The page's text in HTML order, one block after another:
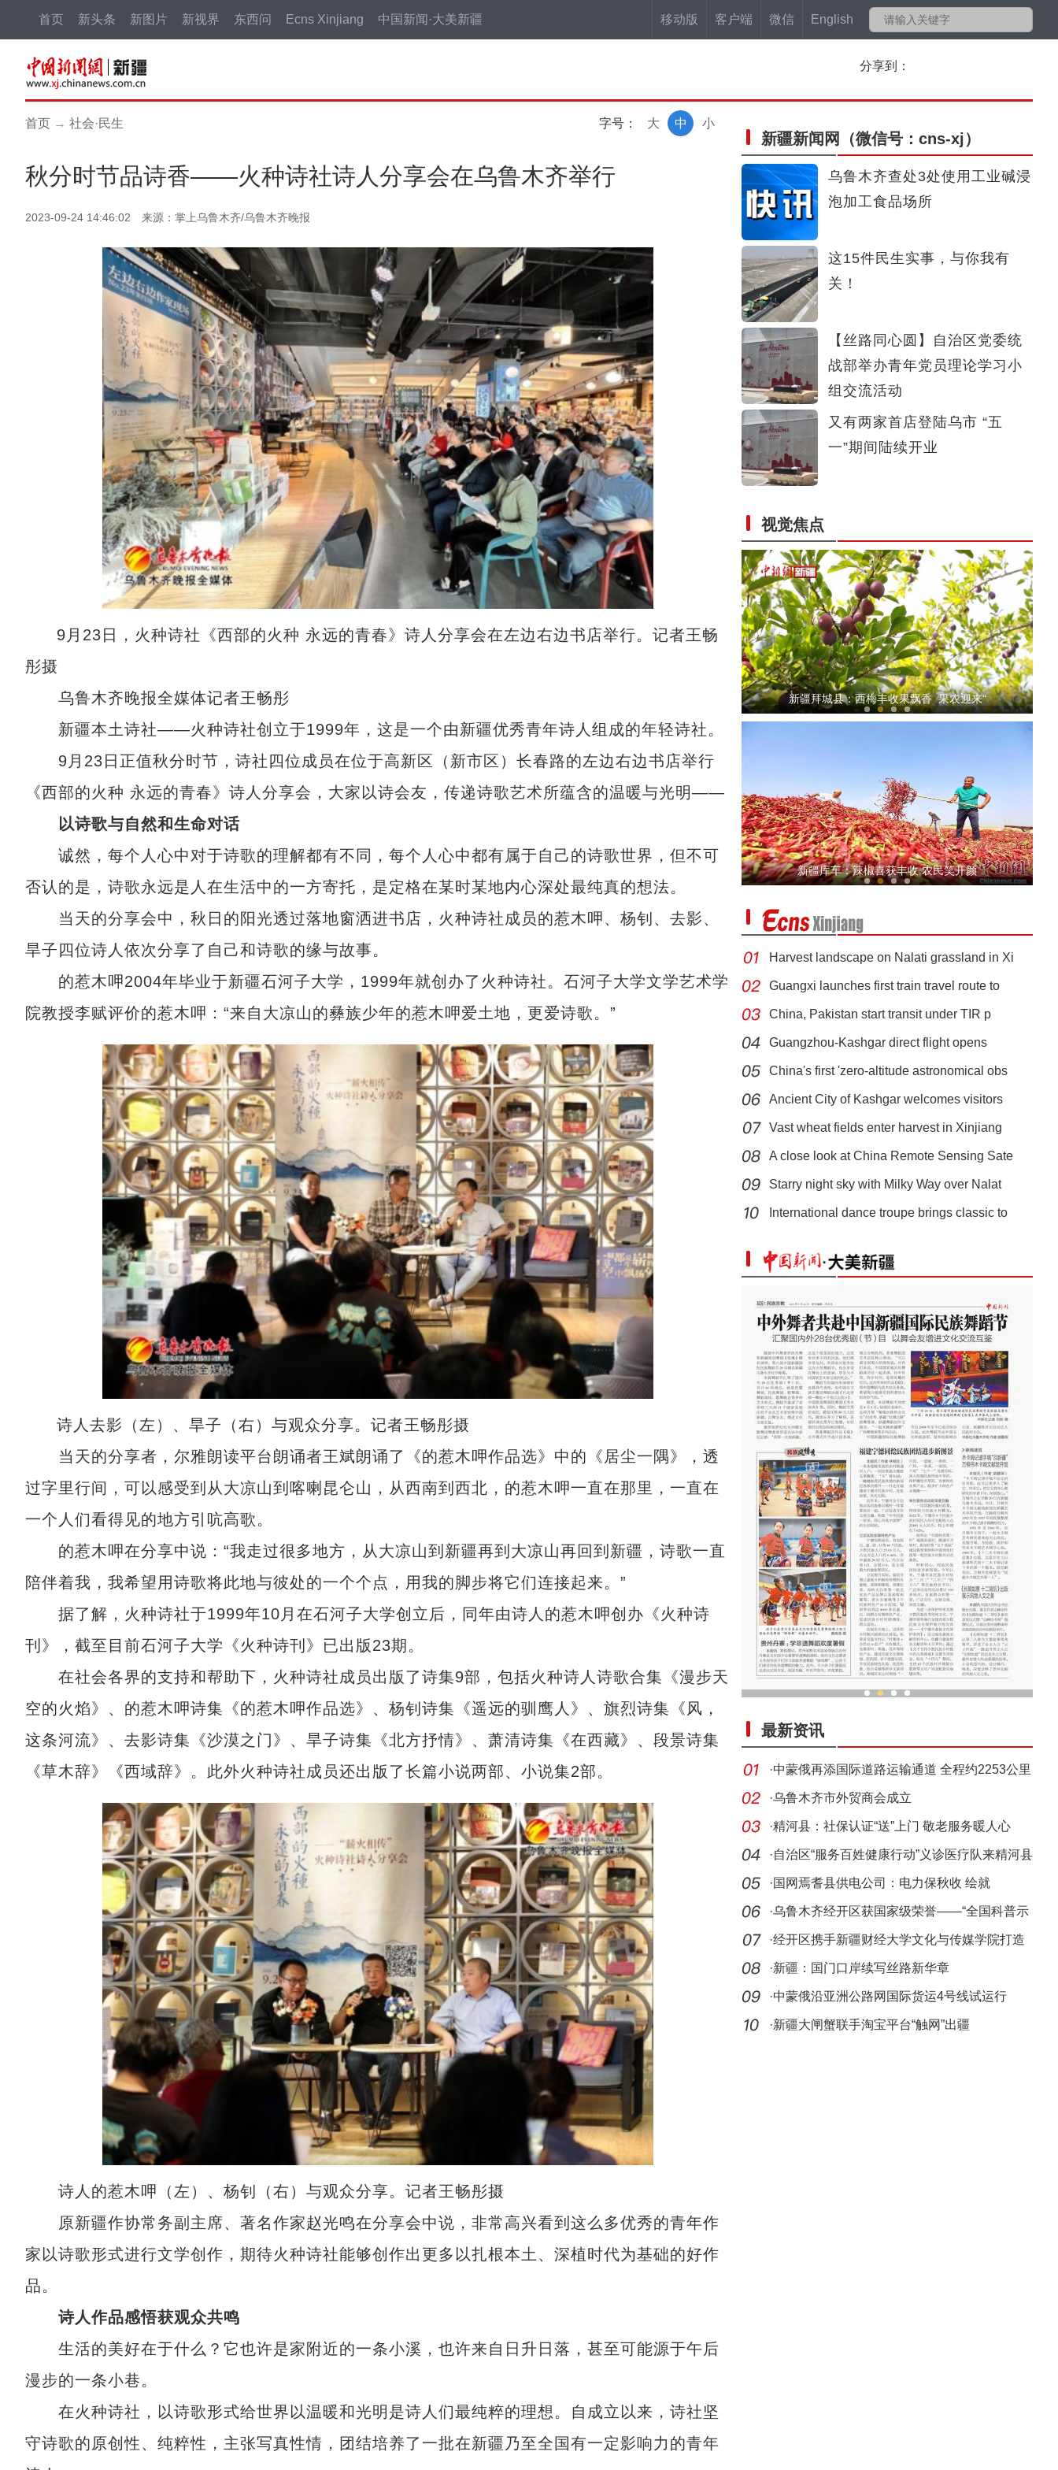
移动版 客户端 微信 English
首页 新头条 新图片 新视界 东西问 Ecns Xinjiang 中国新闻·大美新疆
分享到：
首页 → 社会·民生 字号： 小
中
大
秋分时节品诗香——火种诗社诗人分享会在乌鲁木齐举行
2023-09-24 14:46:02 来源：掌上乌鲁木齐/乌鲁木齐晚报
9月23日，火种诗社《西部的火种 永远的青春》诗人分享会在左边右边书店举行。记者王畅
彤摄
乌鲁木齐晚报全媒体记者王畅彤
新疆本土诗社——火种诗社创立于1999年，这是一个由新疆优秀青年诗人组成的年轻诗社。
9月23日正值秋分时节，诗社四位成员在位于高新区（新市区）长春路的左边右边书店举行
《西部的火种 永远的青春》诗人分享会，大家以诗会友，传递诗歌艺术所蕴含的温暖与光明——
以诗歌与自然和生命对话
诚然，每个人心中对于诗歌的理解都有不同，每个人心中都有属于自己的诗歌世界，但不可
否认的是，诗歌永远是人在生活中的一方寄托，是定格在某时某地内心深处最纯真的想法。
当天的分享会中，秋日的阳光透过落地窗洒进书店，火种诗社成员的惹木呷、杨钊、去影、
旱子四位诗人依次分享了自己和诗歌的缘与故事。
的惹木呷2004年毕业于新疆石河子大学，1999年就创办了火种诗社。石河子大学文学艺术学
院教授李赋评价的惹木呷：“来自大凉山的彝族少年的惹木呷爱土地，更爱诗歌。”
诗人去影（左）、旱子（右）与观众分享。记者王畅彤摄
当天的分享者，尔雅朗读平台朗诵者王斌朗诵了《的惹木呷作品选》中的《居尘一隅》，透
过字里行间，可以感受到从大凉山到喀喇昆仑山，从西南到西北，的惹木呷一直在那里，一直在
一个人们看得见的地方引吭高歌。
的惹木呷在分享中说：“我走过很多地方，从大凉山到新疆再到大凉山再回到新疆，诗歌一直
陪伴着我，我希望用诗歌将此地与彼处的一个个点，用我的脚步将它们连接起来。”
据了解，火种诗社于1999年10月在石河子大学创立后，同年由诗人的惹木呷创办《火种诗
刊》，截至目前石河子大学《火种诗刊》已出版23期。
在社会各界的支持和帮助下，火种诗社成员出版了诗集9部，包括火种诗人诗歌合集《漫步天
空的火焰》、的惹木呷诗集《的惹木呷作品选》、杨钊诗集《遥远的驯鹰人》、旗烈诗集《风，
这条河流》、去影诗集《沙漠之门》、旱子诗集《北方抒情》、萧清诗集《在西藏》、段景诗集
《草木辞》《西域辞》。此外火种诗社成员还出版了长篇小说两部、小说集2部。
诗人的惹木呷（左）、杨钊（右）与观众分享。记者王畅彤摄
原新疆作协常务副主席、著名作家赵光鸣在分享会中说，非常高兴看到这么多优秀的青年作
家以诗歌形式进行文学创作，期待火种诗社能够创作出更多以扎根本土、深植时代为基础的好作
品。
诗人作品感悟获观众共鸣
生活的美好在于什么？它也许是家附近的一条小溪，也许来自日升日落，甚至可能源于午后
漫步的一条小巷。
在火种诗社，以诗歌形式给世界以温暖和光明是诗人们最纯粹的理想。自成立以来，诗社坚
守诗歌的原创性、纯粹性，主张写真性情，团结培养了一批在新疆乃至全国有一定影响力的青年
新疆新闻网 （微信号：cns-xj）
乌鲁木齐查处3处使用工业碱浸
泡加工食品场所
这15件民生实事，与你我有
关！
【丝路同心圆】自治区党委统
战部举办青年党员理论学习小
组交流活动
又有两家首店登陆乌市 “五
一”期间陆续开业
视觉焦点
新疆库车：大龙池碧波荡漾风景如画
《天山之子张仲瀚》演员逯长恩：兵团人是最
新疆拜城县：西梅丰收果飘香 果农迎来“
新疆温宿：红枣上糖着色期 枣树管护正当时
《天山之子张仲瀚》演员逯长恩：兵团人是最
新疆库车：辣椒喜获丰收 农民笑开颜
Harvest landscape on Nalati grassland in Xi
Guangxi launches first train travel route to
China, Pakistan start transit under TIR p
Guangzhou-Kashgar direct flight opens
China's first 'zero-altitude astronomical obs
Ancient City of Kashgar welcomes visitors
Vast wheat fields enter harvest in Xinjiang
A close look at China Remote Sensing Sate
Starry night sky with Milky Way over Nalat
International dance troupe brings classic to
一起来新疆跳舞
最新资讯
·中蒙俄再添国际道路运输通道 全程约2253公里
·乌鲁木齐市外贸商会成立
·精河县：社保认证“送”上门 敬老服务暖人心
·自治区“服务百姓健康行动”义诊医疗队来精河县
开
·国网焉耆县供电公司：电力保秋收 绘就
好“丰”景
·乌鲁木齐经开区获国家级荣誉——“全国科普示
范区
·经开区携手新疆财经大学文化与传媒学院打造
产学研
·新疆：国门口岸续写丝路新华章
·中蒙俄沿亚洲公路网国际货运4号线试运行
·新疆大闸蟹联手淘宝平台“触网”出疆